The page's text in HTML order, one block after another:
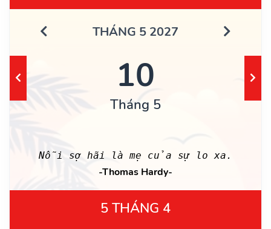
THÁNG 5 2027
10
Tháng 5
Nỗi sợ hãi là mẹ của sự lo xa.
-Thomas Hardy-
5 THÁNG 4